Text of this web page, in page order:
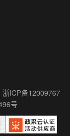
浙ICP备12009767
号